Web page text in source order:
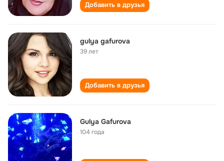
Добавить в друзья
gulya gafurova
39 лет
Добавить в друзья
Gulya Gafurova
104 года